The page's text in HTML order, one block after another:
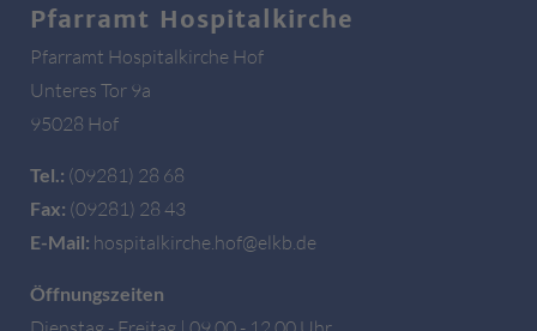
Pfarramt Hospitalkirche
Pfarramt Hospitalkirche Hof
Unteres Tor 9a
95028 Hof
Tel.: (09281) 28 68
Fax: (09281) 28 43
E-Mail: hospitalkirche.hof@elkb.de
Öffnungszeiten